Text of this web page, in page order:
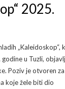
2025.
„Kaleidoskop“,
u Tuzli,
Poziv je otvoren
koje žele biti dio